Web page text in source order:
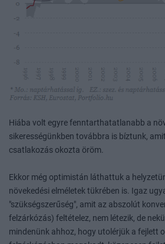
Hiába volt egyre fenntarthatatlanabb a
sikerességünkben továbbra is bíztunk,
csatlakozás okozta öröm.
Ekkor még optimistán láthattuk a
növekedési elméletek tükrében is. Igaz
"szükségszerűség", amit az abszolút
felzárkózás) feltételez, nem létezik, de
mindenünk ahhoz, hogy utolérjük a fejlett